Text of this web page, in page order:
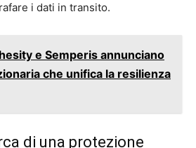
i dati in transito.
e Semperis annunciano
che unifica la resilienza
di una protezione